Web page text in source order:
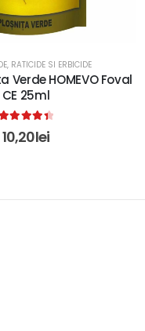
RATICIDE SI ERBICIDE
Verde HOMEVO Foval
CE 25ml
4.50 out of 5
10,20lei